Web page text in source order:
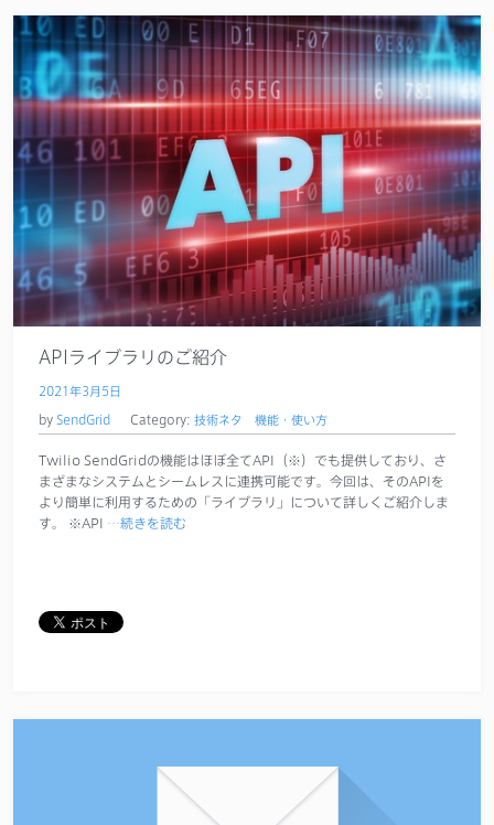
APIライブラリのご紹介
2021年3月5日
by SendGrid Category: 技術ネタ 機能・使い方
Twilio SendGridの機能はほぼ全てAPI（※）でも提供しており、さ
まざまなシステムとシームレスに連携可能です。今回は、そのAPIを
より簡単に利用するための「ライブラリ」について詳しくご紹介しま
す。 ※API …続きを読む